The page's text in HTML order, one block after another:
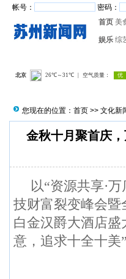
帐号： 密码：
首页 美
娱乐 综
您现在的位置： 首页 >> 文化新
金秋十月聚首庆
以“资源共享·
技财富裂变峰会暨
白金汉爵大酒店盛
意，追求十全十美”